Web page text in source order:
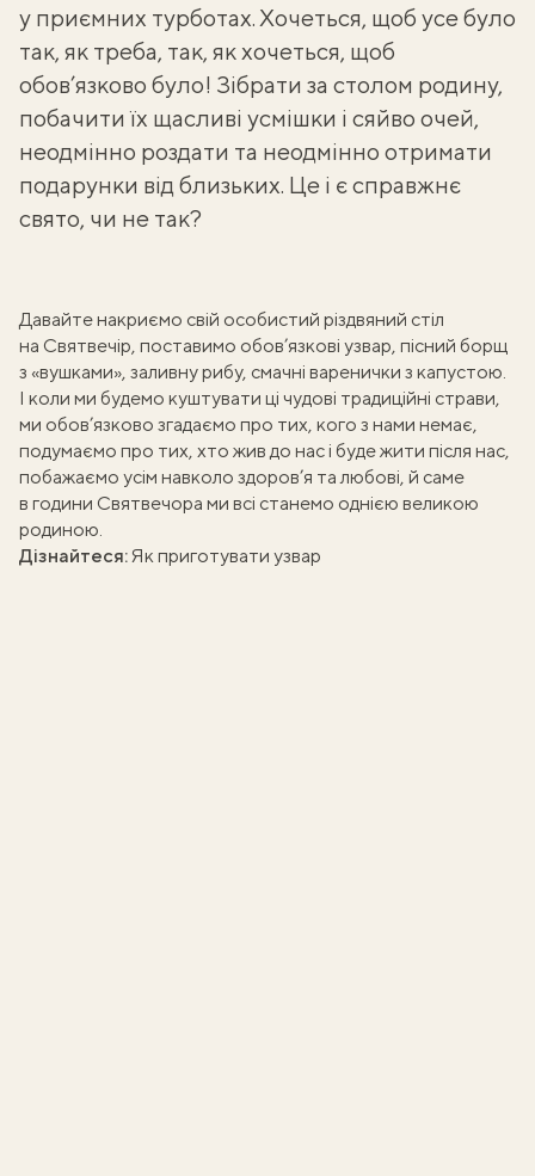
у приємних турботах. Хочеться, щоб усе було
так, як треба, так, як хочеться, щоб
обов’язково було! Зібрати за столом родину,
побачити їх щасливі усмішки і сяйво очей,
неодмінно роздати та неодмінно отримати
подарунки від близьких. Це і є справжнє
свято, чи не так?
Давайте накриємо свій особистий різдвяний стіл
на Святвечір, поставимо обов’язкові узвар, пісний борщ
з «вушками», заливну рибу, смачні варенички з капустою.
І коли ми будемо куштувати ці чудові традиційні страви,
ми обов’язково згадаємо про тих, кого з нами немає,
подумаємо про тих, хто жив до нас і буде жити після нас,
побажаємо усім навколо здоров’я та любові, й саме
в години Святвечора ми всі станемо однією великою
родиною.
Дізнайтеся:Як приготувати узвар